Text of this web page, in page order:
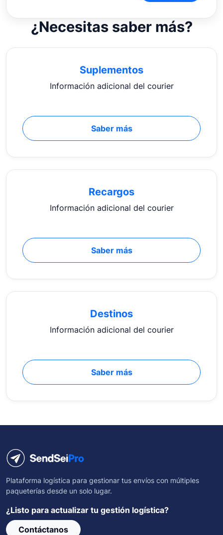
¿Necesitas saber más?
Suplementos
Información adicional del courier
Saber más
Recargos
Información adicional del courier
Saber más
Destinos
Información adicional del courier
Saber más
Plataforma logística para gestionar tus envíos con múltiples
paqueterías desde un solo lugar.
¿Listo para actualizar tu gestión logística?
Contáctanos